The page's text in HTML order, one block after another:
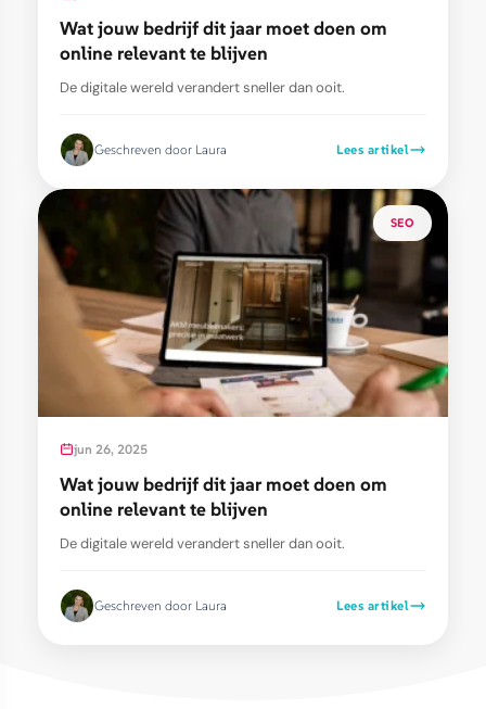
Wat jouw bedrijf dit jaar moet doen om
online relevant te blijven
De digitale wereld verandert sneller dan ooit.
Geschreven door Laura Lees artikel
SEO
jun 26, 2025
Wat jouw bedrijf dit jaar moet doen om
online relevant te blijven
De digitale wereld verandert sneller dan ooit.
Geschreven door Laura Lees artikel